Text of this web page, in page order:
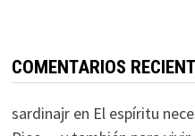
COMENTARIOS
sardinajren El espíritu